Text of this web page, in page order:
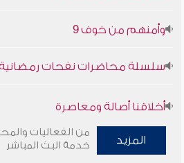
وأمنهم من خوف 9
سلسلة محاضرات نفحات رمضانية
أخلاقنا أصالة ومعاصرة
وأمنهم من خوف 9
المزيد
من الفعاليات
خدمة البث المباشر